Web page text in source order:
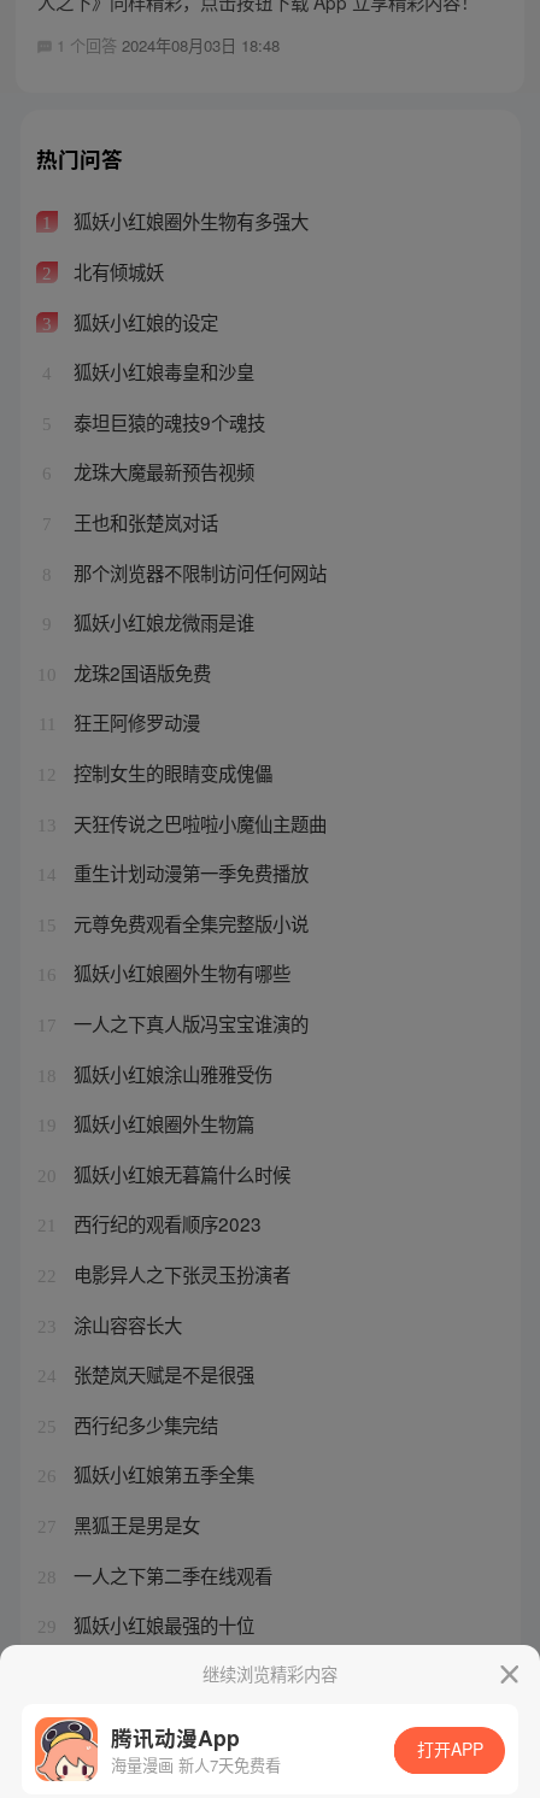
1 个回答 2024年08月03日 18:48
热门问答
1 狐妖小红娘圈外生物有多强大
2 北有倾城妖
3 狐妖小红娘的设定
4 狐妖小红娘毒皇和沙皇
5 泰坦巨猿的魂技9个魂技
6 龙珠大魔最新预告视频
7 王也和张楚岚对话
8 那个浏览器不限制访问任何网站
9 狐妖小红娘龙微雨是谁
10 龙珠2国语版免费
狂王阿修罗动漫
12 控制女生的眼睛变成傀儡
13 天狂传说之巴啦啦小魔仙主题曲
14 重生计划动漫第一季免费播放
15 元尊免费观看全集完整版小说
16 狐妖小红娘圈外生物有哪些
17 一人之下真人版冯宝宝谁演的
18 狐妖小红娘涂山雅雅受伤
19 狐妖小红娘圈外生物篇
20 狐妖小红娘无暮篇什么时候
21 西行纪的观看顺序2023
22 电影异人之下张灵玉扮演者
23 涂山容容长大
24 张楚岚天赋是不是很强
25 西行纪多少集完结
26 狐妖小红娘第五季全集
27 黑狐王是男是女
28 一人之下第二季在线观看
29 狐妖小红娘最强的十位
西行纪孙悟空结局的实力继续浏览精彩内容
腾讯动漫App
海量漫画 新人7天免费看
打开APP